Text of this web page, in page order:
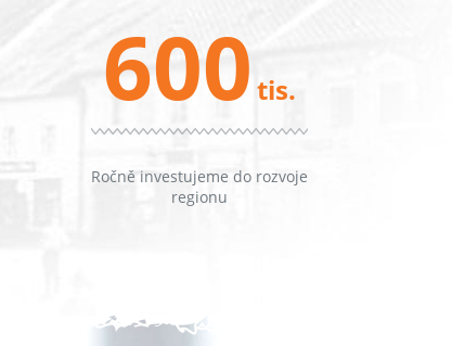
600 tis.
Ročně investujeme do rozvoje
regionu